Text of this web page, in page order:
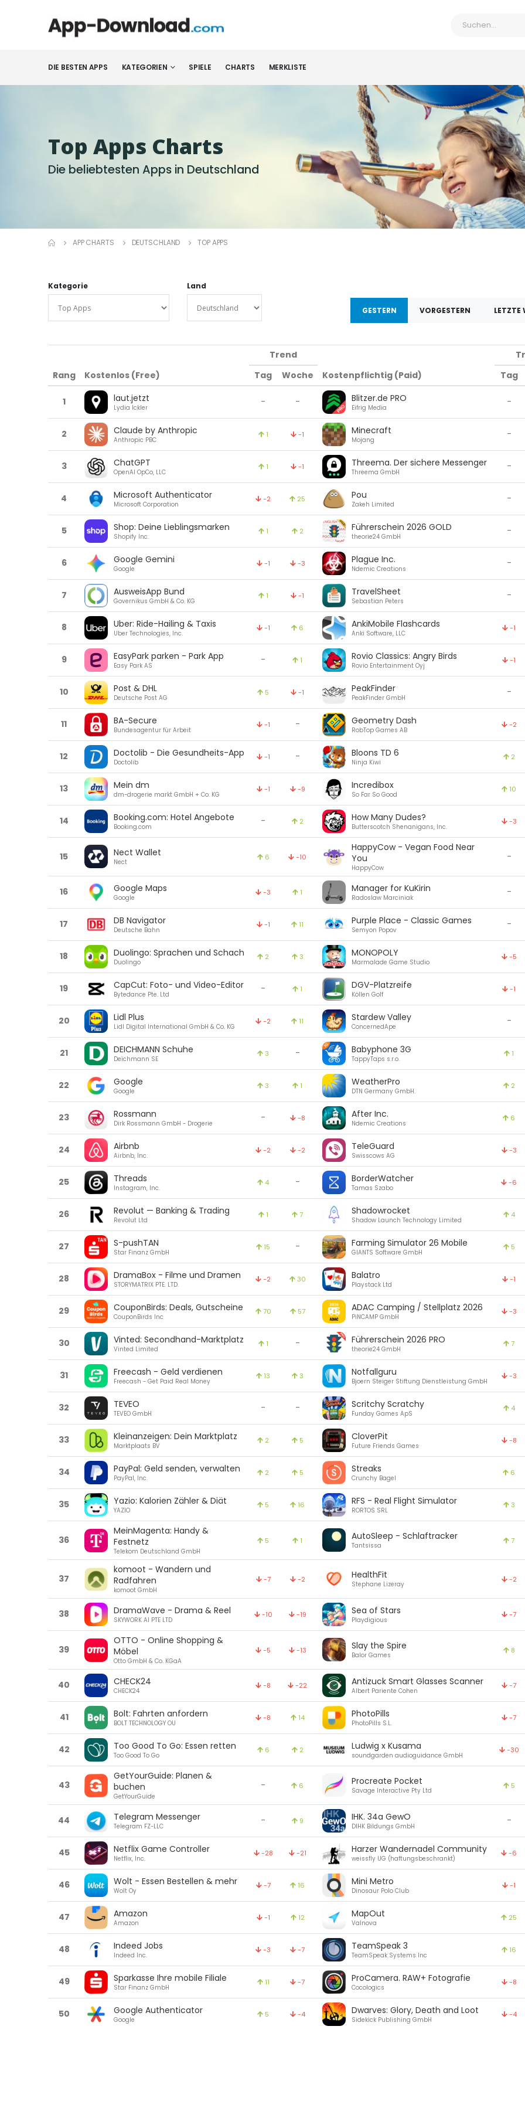
DIE BESTEN APPS KATEGORIEN SPIELE CHARTS MERKLISTE
Top Apps Charts
Die beliebtesten Apps in Deutschland
APP CHARTS DEUTSCHLAND TOP APPS
Kategorie Land
GESTERN VORGESTERN LETZTE
Rang Kostenlos (Free)
Trend
Kostenpflichtig (Paid)
Tag
Woche Tag
1 laut.jetzt
Lydia Ickler
- - Blitzer.de PRO
Eifrig Media
-
2 Claude by Anthropic
Anthropic PBC
1 -1 Minecraft
Mojang
-
3 ChatGPT
OpenAI OpCo, LLC
1 -1 Threema. Der sichere Messenger
Threema GmbH
-
4 Microsoft Authenticator
Microsoft Corporation
-2 25 Pou
Zakeh Limited
-
5 Shop: Deine Lieblingsmarken
Shopify Inc.
1 2 Führerschein 2026 GOLD
theorie24 GmbH
-
6 Google Gemini
Google
-1 -3 Plague Inc.
Ndemic Creations
-
7 AusweisApp Bund
Governikus GmbH & Co. KG
1 -1 TravelSheet
Sebastian Peters
-
8 Uber: Ride-Hailing & Taxis
Uber Technologies, Inc.
-1 6 AnkiMobile Flashcards
Anki Software, LLC
-1
9 EasyPark parken - Park App
Easy Park AS
- 1 Rovio Classics: Angry Birds
Rovio Entertainment Oyj
-1
10 Post & DHL
Deutsche Post AG
5 -1 PeakFinder
PeakFinder GmbH
-
11 BA-Secure
Bundesagentur für Arbeit
-1 - Geometry Dash
RobTop Games AB
-2
12 Doctolib - Die Gesundheits-App
Doctolib
-1 - Bloons TD 6
Ninja Kiwi
2
13 Mein dm
dm-drogerie markt GmbH + Co. KG
-1 -9 Incredibox
So Far So Good
10
14 Booking.com: Hotel Angebote
Booking.com
- 2 How Many Dudes?
Butterscotch Shenanigans, Inc.
-3
15 Nect Wallet
Nect
6 -10
HappyCow - Vegan Food Near
You
HappyCow
-
16 Google Maps
Google
-3 1 Manager for KuKirin
Radoslaw Marciniak
-
17 DB Navigator
Deutsche Bahn
-1 11 Purple Place - Classic Games
Semyon Popov
-
18 Duolingo: Sprachen und Schach
Duolingo
2 3 MONOPOLY
Marmalade Game Studio
-5
19 CapCut: Foto- und Video-Editor
Bytedance Pte. Ltd
- 1 DGV-Platzreife
Köllen Golf
-1
20 Lidl Plus
Lidl Digital International GmbH & Co. KG
-2 11 Stardew Valley
ConcernedApe
-
21 DEICHMANN Schuhe
Deichmann SE
3 - Babyphone 3G
TappyTaps s.r.o.
1
22 Google
Google
3 1 WeatherPro
DTN Germany GmbH.
2
23 Rossmann
Dirk Rossmann GmbH - Drogerie
- -8 After Inc.
Ndemic Creations
6
24 Airbnb
Airbnb, Inc.
-2 -2 TeleGuard
Swisscows AG
-3
25 Threads
Instagram, Inc.
4 - BorderWatcher
Tamas Szabo
-6
26 Revolut — Banking & Trading
Revolut Ltd
1 7 Shadowrocket
Shadow Launch Technology Limited
4
27 S-pushTAN
Star Finanz GmbH
15 - Farming Simulator 26 Mobile
GIANTS Software GmbH
5
28 DramaBox - Filme und Dramen
STORYMATRIX PTE. LTD.
-2 30 Balatro
Playstack Ltd
-1
29 CouponBirds: Deals, Gutscheine
CouponBirds Inc
70 57 ADAC Camping / Stellplatz 2026
PiNCAMP GmbH
-3
30 Vinted: Secondhand-Marktplatz
Vinted Limited
1 - Führerschein 2026 PRO
theorie24 GmbH
7
31 Freecash - Geld verdienen
Freecash - Get Paid Real Money
13 3 Notfallguru
Bjoern Steiger Stiftung Dienstleistung GmbH
-3
32 TEVEO
TEVEO GmbH
- - Scritchy Scratchy
Funday Games ApS
4
33 Kleinanzeigen: Dein Marktplatz
Marktplaats BV
2 5 CloverPit
Future Friends Games
-8
34 PayPal: Geld senden, verwalten
PayPal, Inc.
2 5 Streaks
Crunchy Bagel
6
35 Yazio: Kalorien Zähler & Diät
YAZIO
5 16 RFS - Real Flight Simulator
RORTOS SRL
3
36
MeinMagenta: Handy &
Festnetz
Telekom Deutschland GmbH
5 1 AutoSleep - Schlaftracker
Tantsissa
7
37
komoot - Wandern und
Radfahren
komoot GmbH
-7 -2 HealthFit
Stephane Lizeray
-2
38 DramaWave - Drama & Reel
SKYWORK AI PTE LTD
-10 -19 Sea of Stars
Playdigious
-7
39
OTTO - Online Shopping &
Möbel
Otto GmbH & Co. KGaA
-5 -13 Slay the Spire
Balor Games
8
40 CHECK24
CHECK24
-8 -22 Antizuck Smart Glasses Scanner
Albert Pariente Cohen
-7
41 Bolt: Fahrten anfordern
BOLT TECHNOLOGY OU
-8 14 PhotoPills
PhotoPills S.L.
-7
42 Too Good To Go: Essen retten
Too Good To Go
6 2 Ludwig x Kusama
soundgarden audioguidance GmbH
-30
43
GetYourGuide: Planen &
buchen
GetYourGuide
- 6 Procreate Pocket
Savage Interactive Pty Ltd
5
44 Telegram Messenger
Telegram FZ-LLC
- 9 IHK. 34a GewO
DIHK Bildungs GmbH
-
45 Netflix Game Controller
Netflix, Inc.
-28 -21 Harzer Wandernadel Community
weissfly UG (haftungsbeschrankt)
-6
46 Wolt - Essen Bestellen & mehr
Wolt Oy
-7 16 Mini Metro
Dinosaur Polo Club
-1
47 Amazon
Amazon
-1 12 MapOut
Valnova
25
48 Indeed Jobs
Indeed Inc.
-3 -7 TeamSpeak 3
TeamSpeak Systems Inc
16
49 Sparkasse Ihre mobile Filiale
Star Finanz GmbH
11 -7 ProCamera. RAW+ Fotografie
Cocologics
-8
50 Google Authenticator
Google
5 -4 Dwarves: Glory, Death and Loot
Sidekick Publishing GmbH
-4